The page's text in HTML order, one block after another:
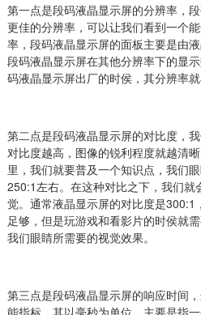
第一点是段码液晶显示屏的分辨率，
更佳的分辨率，可以让我们看到一个
率，段码液晶显示屏的面板主要是由
段码液晶显示屏在其他分辨率下的显
码液晶显示屏出厂的时侯，其分辨率就
第二点是段码液晶显示屏的对比度，
对比度越高，图像的锐利程度就越清
里，我们就要普及一个知识点，我们
250:1左右。在这种对比之下，我们
觉。通常液晶显示屏的对比度是
足够，但是玩游戏和看影片的时侯就
我们眼睛所需要的视觉效果。
第三点是段码液晶显示屏的响应时间
能指标，其以毫秒为单位，主要是指